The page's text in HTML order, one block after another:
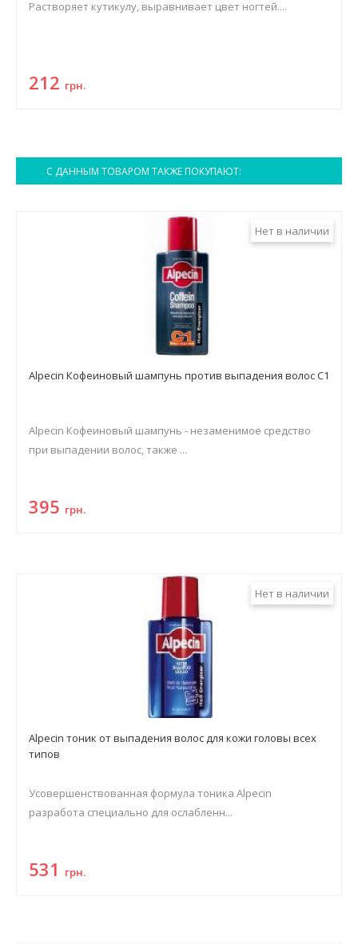
Растворяет кутикулу, выравнивает цвет ногтей....
212 грн.
С ДАННЫМ ТОВАРОМ ТАКЖЕ ПОКУПАЮТ:
Нет в наличии
Alpecin Кофеиновый шампунь против выпадения волос С1
Alpecin Кофеиновый шампунь - незаменимое средство
при выпадении волос, также ...
395 грн.
Нет в наличии
Alpecin тоник от выпадения волос для кожи головы всех
типов
Усовершенствованная формула тоника Alpecin
разработа специально для ослабленн...
531 грн.